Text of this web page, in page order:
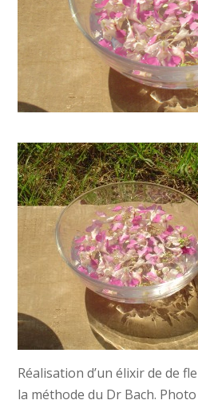
Réalisation d’un élixir de de
la méthode du Dr Bach.